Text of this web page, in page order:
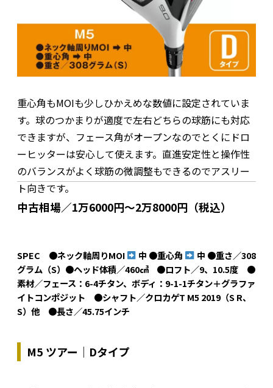
重心角もMOIも少しひかえめな数値に設定されていま
す。球のつかまりが適度で左右どちらの球筋にも対応
できますが、フェース角がオープンなのでとくにドロ
ーヒッターは安心して使えます。直進安定性と操作性
のバランスがよく球筋の微調整もできるのでアスリー
ト向きです。
中古相場／1万6000円～2万8000円（税込）
SPEC ●ネック軸周りMOI 中 ●重心角
中 ●重さ／308
グラム（S）●ヘッド体積／460㎤ ●ロフト／9、10.5度 ●
素材／フェース：6-4チタン、ボディ：9-1-1チタン＋グラファ
イトコンポジット ●シャフト／クロカゲT M5 2019（S R、
S）他 ●長さ／45.75インチ
M5 ツアー｜Dタイプ